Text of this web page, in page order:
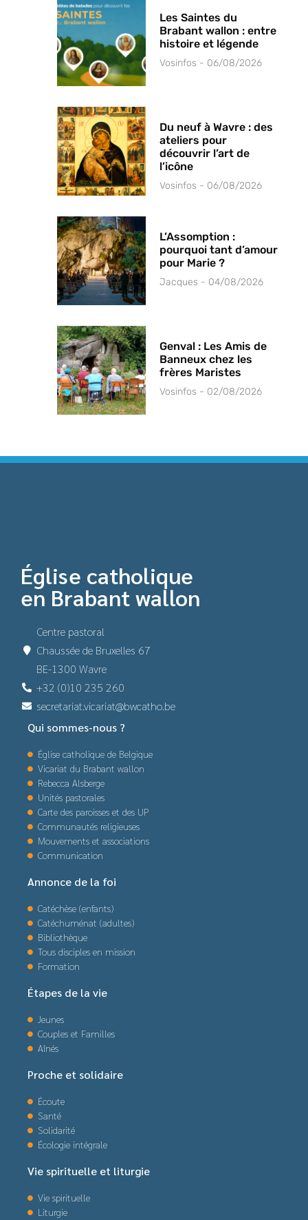
Les Saintes du
Brabant wallon : entre
histoire et légende
Vosinfos 06/08/2026
Du neuf à Wavre : des
ateliers pour
découvrir l’art de
l’icône
Vosinfos 06/08/2026
L’Assomption :
pourquoi tant d’amour
pour Marie ?
Jacques 04/08/2026
Genval : Les Amis de
Banneux chez les
frères Maristes
Vosinfos 02/08/2026
Église catholique
en Brabant wallon
Centre pastoral
Chaussée de Bruxelles 67
BE-1300 Wavre
+32 (0)10 235 260
secretariat.vicariat@bwcatho.be
Qui sommes-nous ?
Église catholique de Belgique
Vicariat du Brabant wallon
Rebecca Alsberge
Unités pastorales
Carte des paroisses et des UP
Communautés religieuses
Mouvements et associations
Communication
Annonce de la foi
Catéchèse (enfants)
Catéchuménat (adultes)
Bibliothèque
Tous disciples en mission
Formation
Étapes de la vie
Jeunes
Couples et Familles
Aînés
Proche et solidaire
Écoute
Santé
Solidarité
Écologie intégrale
Vie spirituelle et liturgie
Vie spirituelle
Liturgie